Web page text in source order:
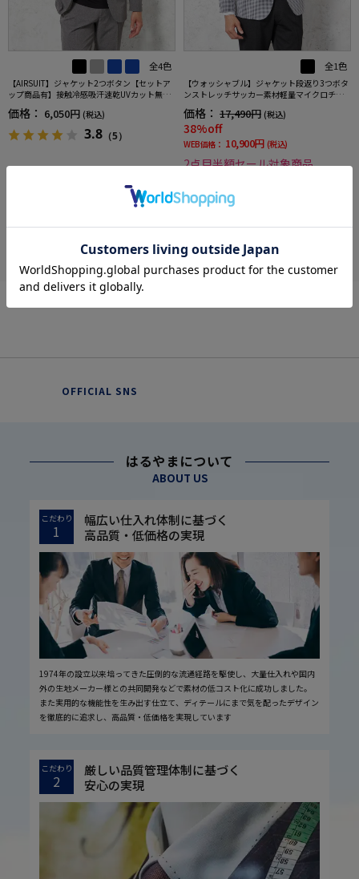
全4色
【AIRSUIT】ジャケット2つボタン【セットア
ップ商品有】接触冷感吸汗速乾UVカット無地
春夏
価格： 6,050円 (税込)
3.8 （5）
全1色
【ウォッシャブル】ジャケット段返り3つボタ
ンストレッチサッカー素材軽量マイクロチェ
ック春夏
価格： 17,490円 (税込)
38%off
WEB価格： 10,900円 (税込)
2点目半額セール対象商品
more
OFFICIAL SNS
はるやまについて
ABOUT US
こだわり
1
幅広い仕入れ体制に基づく
高品質・低価格の実現
1974年の設立以来培ってきた圧倒的な流通経路を駆使し、大量仕入れや国内
外の生地メーカー様との共同開発などで素材の低コスト化に成功しました。
また実用的な機能性を生み出す仕立て、ディテールにまで気を配ったデザイン
を徹底的に追求し、高品質・低価格を実現しています
こだわり
2
厳しい品質管理体制に基づく
安心の実現